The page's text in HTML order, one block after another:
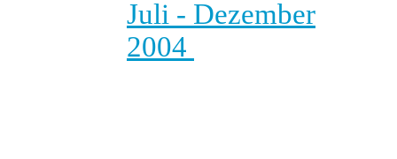
Juli - Dezember
2004